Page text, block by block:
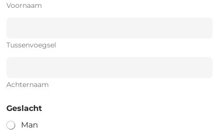
Voornaam
Tussenvoegsel
Achternaam
Geslacht
Man